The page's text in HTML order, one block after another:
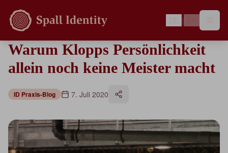
DE |
Warum Klopps Persönlichkeit
allein noch keine Meister macht
ID Praxis-Blog 7. Juli 2020